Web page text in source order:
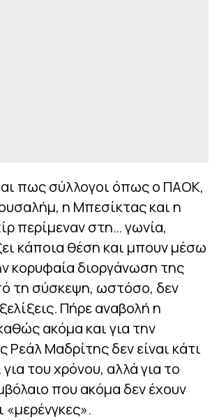
πως σύλλογοι όπως ο ΠΑΟΚ,
η Μπεσίκτας και η
περίμεναν στη… γωνία,
κάποια θέση και μπουν μέσω
κορυφαία διοργάνωση της
τη σύσκεψη, ωστόσο, δεν
Πήρε αναβολή η
ακόμα και για την
Ρεάλ Μαδρίτης δεν είναι κάτι
του χρόνου, αλλά για το
που ακόμα δεν έχουν
«μερένγκες».